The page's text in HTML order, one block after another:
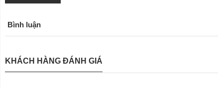
Bình luận
KHÁCH HÀNG ĐÁNH GIÁ